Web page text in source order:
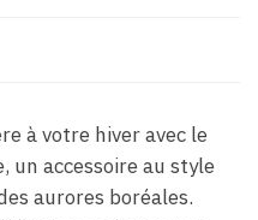
à votre hiver avec le
un accessoire au style
aurores boréales.